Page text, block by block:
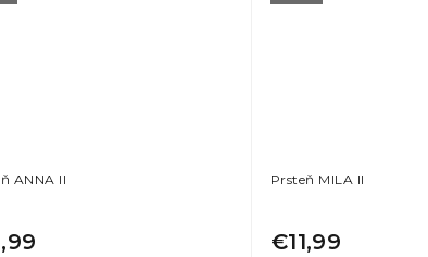
ANNA II Prsteň MILA II
€11,99